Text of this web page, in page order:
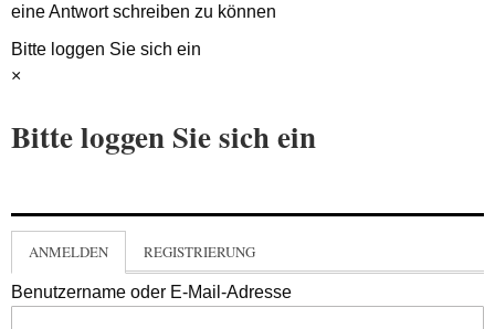
eine Antwort schreiben zu können
Bitte loggen Sie sich ein
×
Bitte loggen Sie sich ein
ANMELDEN REGISTRIERUNG
Benutzername oder E-Mail-Adresse